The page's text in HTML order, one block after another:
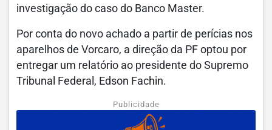
investigação do caso do Banco Master.
Por conta do novo achado a partir de perícias nos
aparelhos de Vorcaro, a direção da PF optou por
entregar um relatório ao presidente do Supremo
Tribunal Federal, Edson Fachin.
Publicidade